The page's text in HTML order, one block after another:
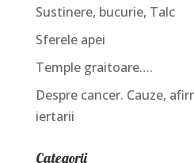
Sustinere, bucurie, Talc
Sferele apei
Temple graitoare….
Despre cancer. Cauze,
iertarii
Categorii